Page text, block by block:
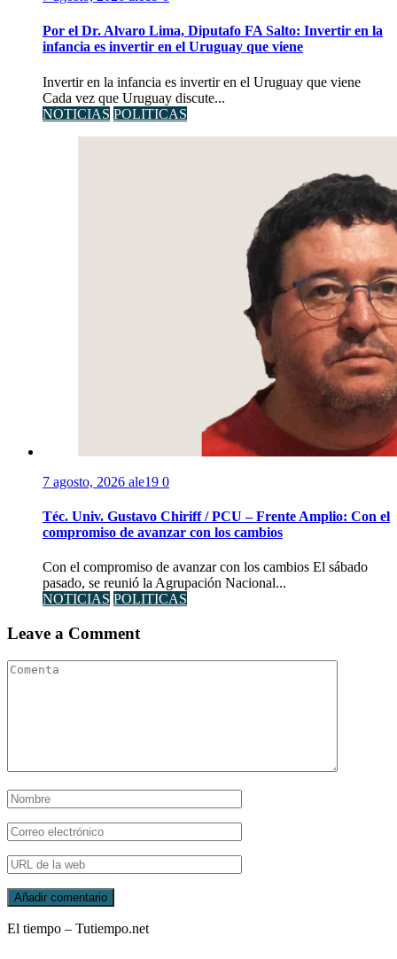
Por el Dr. Alvaro Lima, Diputafo FA Salto: Invertir en la
infancia es invertir en el Uruguay que viene
Invertir en la infancia es invertir en el Uruguay que viene
Cada vez que Uruguay discute...
NOTICIAS POLITICAS
7 agosto, 2026 ale19 0
Téc. Univ. Gustavo Chiriff / PCU – Frente Amplio: Con el
compromiso de avanzar con los cambios
Con el compromiso de avanzar con los cambios El sábado
pasado, se reunió la Agrupación Nacional...
NOTICIAS POLITICAS
Leave a Comment
El tiempo – Tutiempo.net